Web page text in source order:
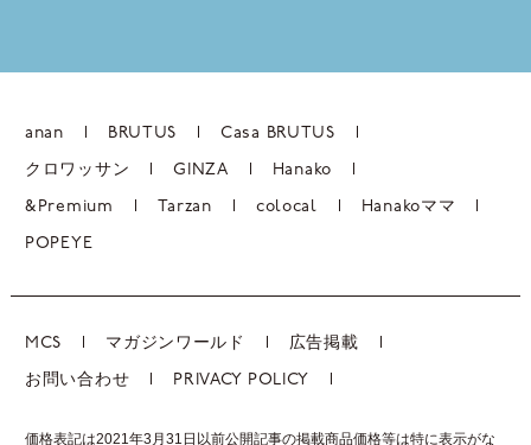
anan BRUTUS Casa BRUTUS
クロワッサン GINZA Hanako
&Premium Tarzan colocal Hanakoママ
POPEYE
MCS マガジンワールド 広告掲載
お問い合わせ PRIVACY POLICY
価格表記は2021年3月31日以前公開記事の掲載商品価格等は特に表示がな